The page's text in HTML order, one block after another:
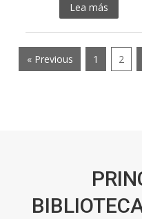
Lea más
« Previous 1 2